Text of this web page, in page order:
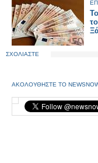
ΣΧΟΛΙΑΣΤΕ
ΑΚΟΛΟΥΘΗΣΤΕ ΤΟ